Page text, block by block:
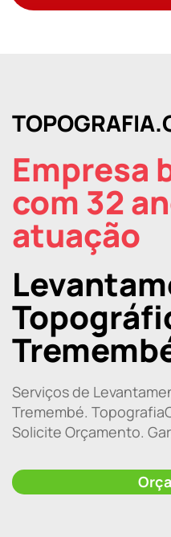
Empresa
com 32
atuação
Serviços de
Tremembé.
Solicite Orçamento.